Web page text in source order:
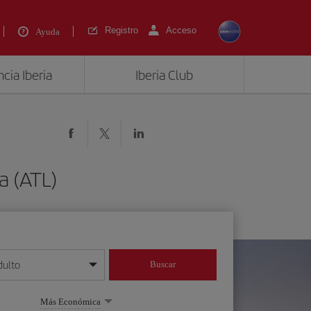
Ayuda Registro Acceso
Iberia Iberia Club
(ATL)
mes/año
Buscar
Más Económica